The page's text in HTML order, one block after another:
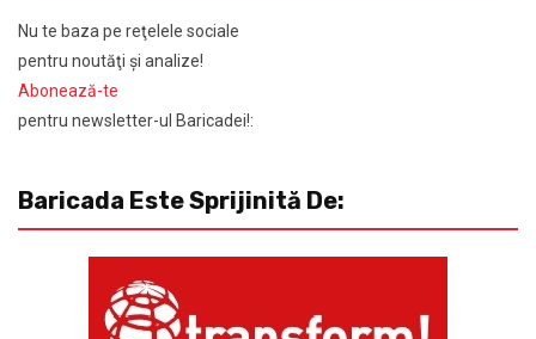
Nu te baza pe reţelele sociale
pentru noutăţi şi analize!
Abonează-te
pentru newsletter-ul Baricadei!:
Baricada Este Sprijinită De: